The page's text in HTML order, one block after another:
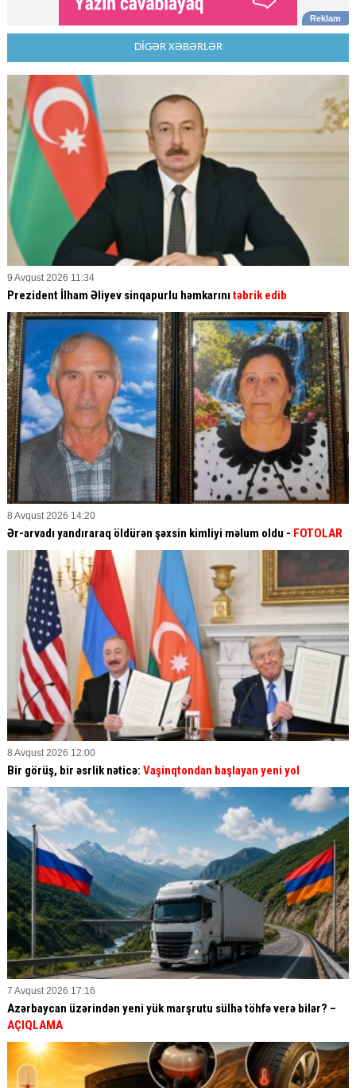
DİGƏR XƏBƏRLƏR
9 Avqust 2026 11:34
Prezident İlham Əliyev sinqapurlu həmkarını təbrik edib
8 Avqust 2026 14:20
Ər-arvadı yandıraraq öldürən şəxsin kimliyi məlum oldu - FOTOLAR
8 Avqust 2026 12:00
Bir görüş, bir əsrlik nəticə: Vaşinqtondan başlayan yeni yol
7 Avqust 2026 17:16
Azərbaycan üzərindən yeni yük marşrutu sülhə töhfə verə bilər? –
AÇIQLAMA